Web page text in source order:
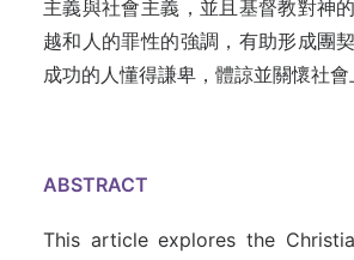
主義與社會主義，並且基督教對神
越和人的罪性的強調，有助形成團
成功的人懂得謙卑，體諒並關懷社會
ABSTRACT
This article explores the